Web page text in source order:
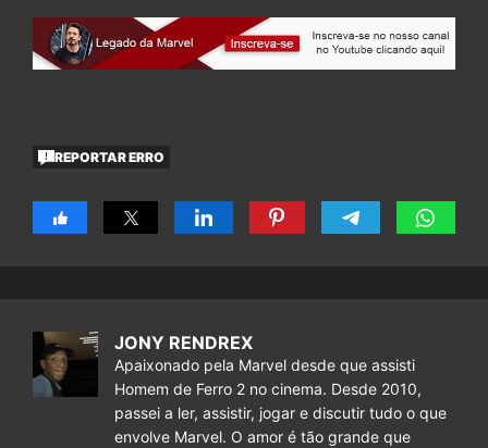
REPORTAR ERRO
JONY RENDREX
Apaixonado pela Marvel desde que assisti
Homem de Ferro 2 no cinema. Desde 2010,
passei a ler, assistir, jogar e discutir tudo o que
envolve Marvel. O amor é tão grande que